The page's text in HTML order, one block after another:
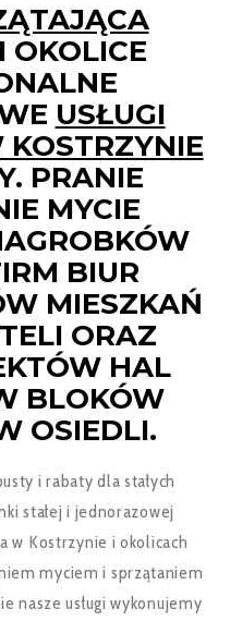
I OKOLICE
USŁUGI
PRANIE
MYCIE
BIUR
MIESZKAŃ
ORAZ
HAL
BLOKÓW
OSIEDLI.
i rabaty dla stałych
stałej i jednorazowej
w Kostrzynie i okolicach
myciem i sprzątaniem
nasze usługi wykonujemy